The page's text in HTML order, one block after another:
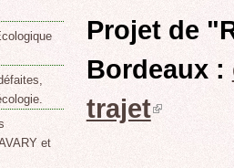
Projet de
Bordeaux :
trajet(link
et